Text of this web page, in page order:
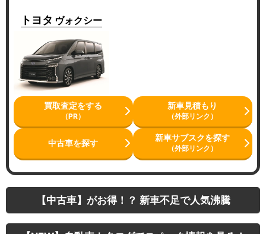
トヨタ ヴォクシー
買取査定をする
（PR）
新車見積もり
（外部リンク）
中古車を探す 新車サブスクを探す
（外部リンク）
【中古車】がお得！？ 新車不足で人気沸騰